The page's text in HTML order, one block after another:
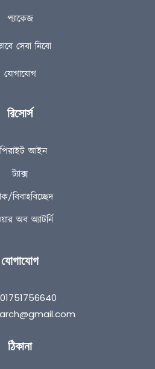
প্যাকেজ
সেবা নিবো
যোগাযোগ
রিসোর্স
আইন
ট্যাক্স
বিবাহবিচ্ছেদ
অব অ্যাটর্নি
যোগাযোগ
ঠিকানা